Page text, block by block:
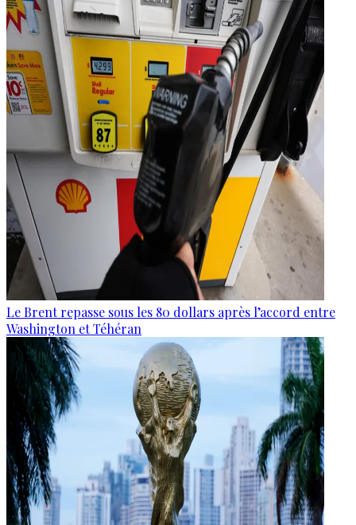
Le Brent repasse sous les 80 dollars après l’accord entre
Washington et Téhéran